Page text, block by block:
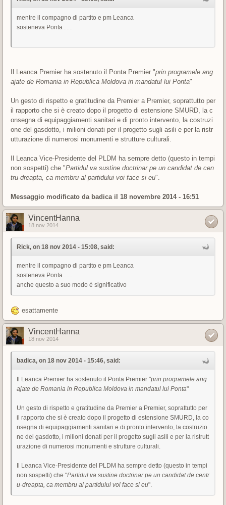
mentre il compagno di partito e pm Leanca
sosteneva Ponta . . .
Il Leanca Premier ha sostenuto il Ponta Premier "prin programele ang
ajate de Romania in Republica Moldova in mandatul lui Ponta"
Un gesto di rispetto e gratitudine da Premier a Premier, soprattutto per
il rapporto che si è creato dopo il progetto di estensione SMURD, la c
onsegna di equipaggiamenti sanitari e di pronto intervento, la costruzi
one del gasdotto, i milioni donati per il progetto sugli asili e per la ristr
utturazione di numerosi monumenti e strutture culturali.
Il Leanca Vice-Presidente del PLDM ha sempre detto (questo in tempi
non sospetti) che "Partidul va sustine doctrinar pe un candidat de cen
tru-dreapta, ca membru al partidului voi face si eu".
Messaggio modificato da badica il 18 novembre 2014 - 16:51
VincentHanna
18 nov 2014
Rick, on 18 nov 2014 - 15:08, said:
mentre il compagno di partito e pm Leanca
sosteneva Ponta . . .
anche questo a suo modo è significativo
esattamente
VincentHanna
18 nov 2014
badica, on 18 nov 2014 - 15:46, said:
Il Leanca Premier ha sostenuto il Ponta Premier "prin programele ang
ajate de Romania in Republica Moldova in mandatul lui Ponta"
Un gesto di rispetto e gratitudine da Premier a Premier, soprattutto per
il rapporto che si è creato dopo il progetto di estensione SMURD, la co
nsegna di equipaggiamenti sanitari e di pronto intervento, la costruzio
ne del gasdotto, i milioni donati per il progetto sugli asili e per la ristrutt
urazione di numerosi monumenti e strutture culturali.
Il Leanca Vice-Presidente del PLDM ha sempre detto (questo in tempi
non sospetti) che "Partidul va sustine doctrinar pe un candidat de centr
u-dreapta, ca membru al partidului voi face si eu".